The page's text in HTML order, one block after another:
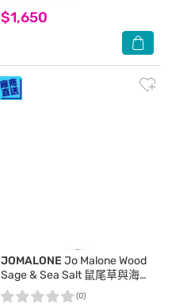
$1,650
JOMALONE Jo Malone Wood
Sage & Sea Salt 鼠尾草與海鹽
香水 30ml
(0)